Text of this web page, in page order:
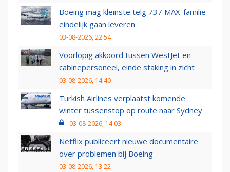
Boeing mag kleinste telg 737 MAX-familie
eindelijk gaan leveren
03-08-2026, 22:54
Voorlopig akkoord tussen WestJet en
cabinepersoneel, einde staking in zicht
03-08-2026, 14:40
Turkish Airlines verplaatst komende
winter tussenstop op route naar Sydney
03-08-2026, 14:03
Netflix publiceert nieuwe documentaire
over problemen bij Boeing
03-08-2026, 13:22